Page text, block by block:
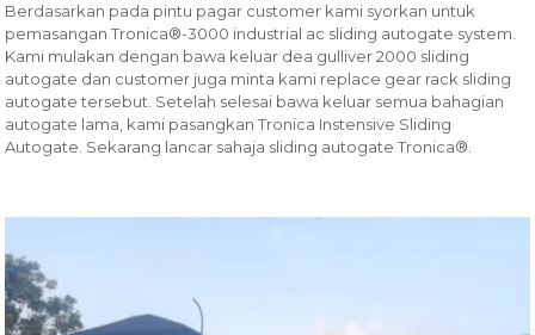
Berdasarkan pada pintu pagar customer kami syorkan untuk
pemasangan Tronica®-3000 industrial ac sliding autogate system.
Kami mulakan dengan bawa keluar dea gulliver 2000 sliding
autogate dan customer juga minta kami replace gear rack sliding
autogate tersebut. Setelah selesai bawa keluar semua bahagian
autogate lama, kami pasangkan Tronica Instensive Sliding
Autogate. Sekarang lancar sahaja sliding autogate Tronica®.